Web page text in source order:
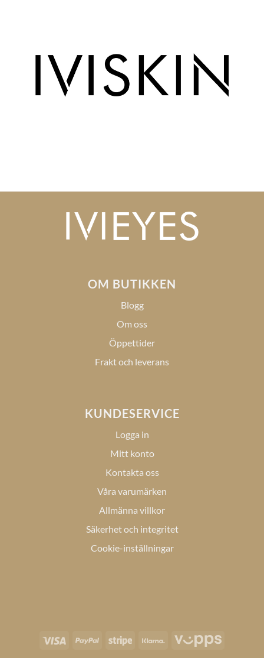
OM BUTIKKEN
Blogg
Om oss
Öppettider
Frakt och leverans
KUNDESERVICE
Logga in
Mitt konto
Kontakta oss
Våra varumärken
Allmänna villkor
Säkerhet och integritet
Cookie-inställningar
Visa PayPal Stripe Klarna Vipps